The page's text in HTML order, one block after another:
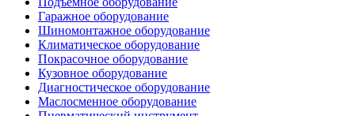
Гаражное оборудование
Шиномонтажное оборудование
Климатическое оборудование
Покрасочное оборудование
Кузовное оборудование
Диагностическое оборудование
Маслосменное оборудование